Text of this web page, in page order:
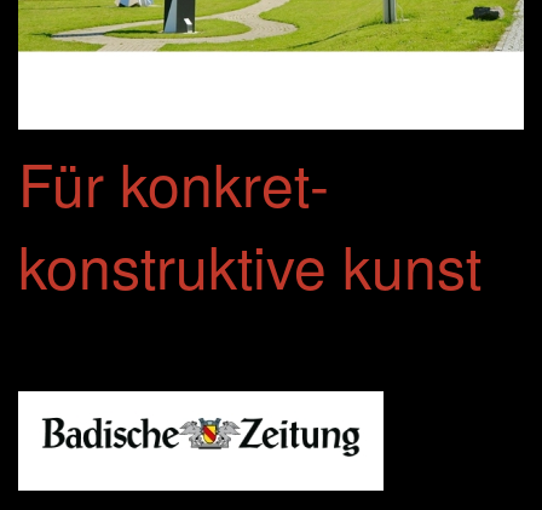
Für konkret-
konstruktive kunst